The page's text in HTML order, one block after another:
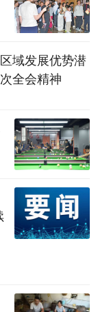
域发展优势潜
全会精神